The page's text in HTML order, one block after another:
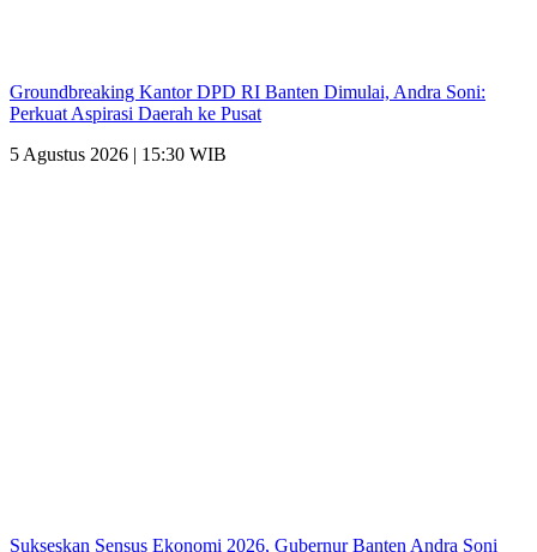
Groundbreaking Kantor DPD RI Banten Dimulai, Andra Soni:
Perkuat Aspirasi Daerah ke Pusat
5 Agustus 2026 | 15:30 WIB
Sukseskan Sensus Ekonomi 2026, Gubernur Banten Andra Soni